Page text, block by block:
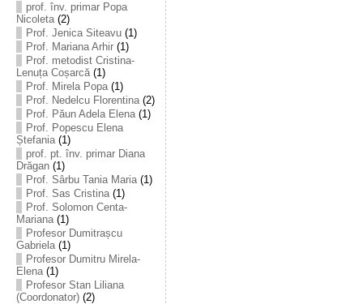
prof. înv. primar Popa
Nicoleta(2)
Prof. Jenica Siteavu(1)
Prof. Mariana Arhir(1)
Prof. metodist Cristina-
Lenuța Coșarcă(1)
Prof. Mirela Popa(1)
Prof. Nedelcu Florentina(2)
Prof. Păun Adela Elena(1)
Prof. Popescu Elena
Ștefania(1)
prof. pt. înv. primar Diana
Drăgan(1)
Prof. Sârbu Tania Maria(1)
Prof. Sas Cristina(1)
Prof. Solomon Centa-
Mariana(1)
Profesor Dumitrașcu
Gabriela(1)
Profesor Dumitru Mirela-
Elena(1)
Profesor Stan Liliana
(Coordonator)(2)